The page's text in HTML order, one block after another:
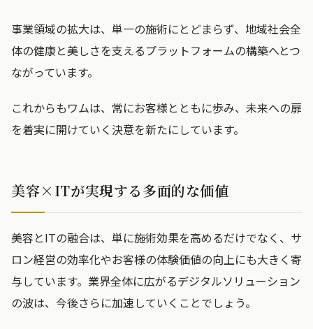
事業領域の拡大は、単一の施術にとどまらず、地域社会全
体の健康と美しさを支えるプラットフォームの構築へとつ
ながっています。
これからもワムは、常にお客様とともに歩み、未来への扉
を着実に開けていく決意を新たにしています。
美容×ITが実現する多面的な価値
美容とITの融合は、単に施術効果を高めるだけでなく、サ
ロン経営の効率化やお客様の体験価値の向上にも大きく寄
与しています。業界全体に広がるデジタルソリューション
の波は、今後さらに加速していくことでしょう。